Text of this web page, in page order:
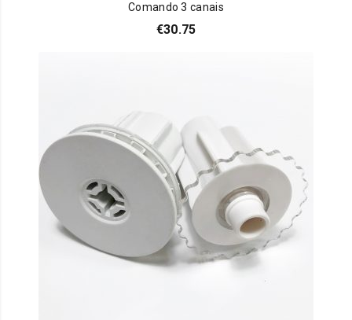
Comando 3 canais
€30.75